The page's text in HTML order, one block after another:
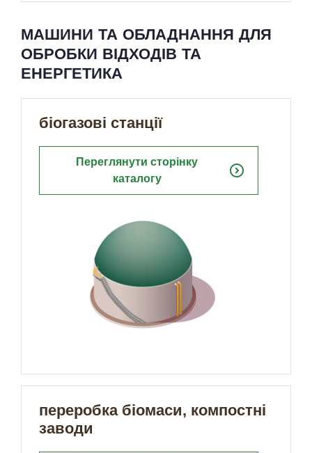
МАШИНИ ТА ОБЛАДНАННЯ ДЛЯ
ОБРОБКИ ВІДХОДІВ ТА
ЕНЕРГЕТИКА
біогазові станції
Переглянути сторінку
каталогу
expand_circle_right
переробка біомаси, компостні
заводи